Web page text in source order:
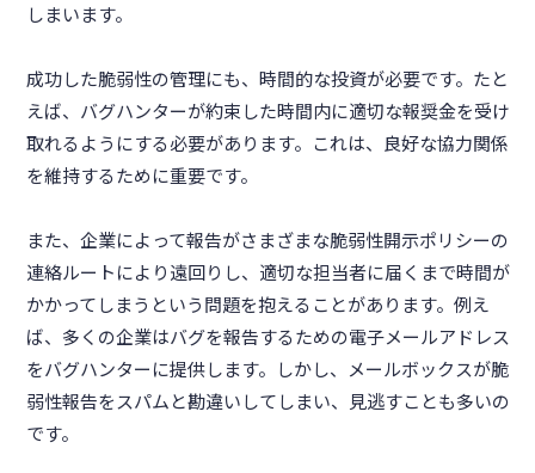
しまいます。
成功した脆弱性の管理にも、時間的な投資が必要です。たと
えば、バグハンターが約束した時間内に適切な報奨金を受け
取れるようにする必要があります。これは、良好な協力関係
を維持するために重要です。
また、企業によって報告がさまざまな脆弱性開示ポリシーの
連絡ルートにより遠回りし、適切な担当者に届くまで時間が
かかってしまうという問題を抱えることがあります。例え
ば、多くの企業はバグを報告するための電子メールアドレス
をバグハンターに提供します。しかし、メールボックスが脆
弱性報告をスパムと勘違いしてしまい、見逃すことも多いの
です。